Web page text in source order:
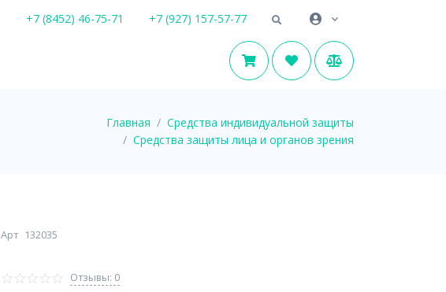
+7 (8452) 46-75-71 +7 (927) 157-57-77
Главная
Средства индивидуальной защиты
Средства защиты лица и органов зрения
Арт 132035
Отзывы: 0